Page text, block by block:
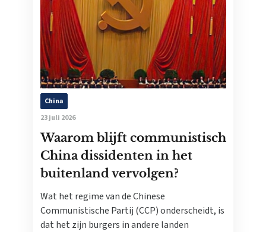
China
23 juli 2026
Waarom blijft communistisch
China dissidenten in het
buitenland vervolgen?
Wat het regime van de Chinese
Communistische Partij (CCP) onderscheidt, is
dat het zijn burgers in andere landen